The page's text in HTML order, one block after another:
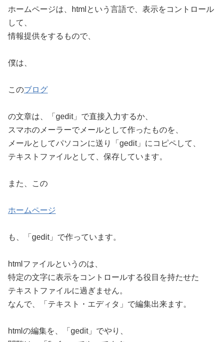
ホームページは、htmlという言語で、表示をコントロール
して、
情報提供をするもので、
僕は、
このブログ
の文章は、「gedit」で直接入力するか、
スマホのメーラーでメールとして作ったものを、
メールとしてパソコンに送り「gedit」にコピペして、
テキストファイルとして、保存しています。
また、この
ホームページ
も、「gedit」で作っています。
htmlファイルというのは、
特定の文字に表示をコントロールする役目を持たせた
テキストファイルに過ぎません。
なんで、「テキスト・エディタ」で編集出来ます。
htmlの編集を、「gedit」でやり、